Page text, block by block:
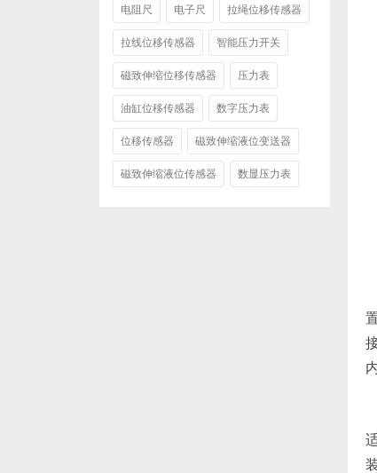
电阻尺 电子尺 拉绳位移传感器
拉线位移传感器 智能压力开关
磁致伸缩位移传感器 压力表
油缸位移传感器 数字压力表
位移传感器 磁致伸缩液位变送器
磁致伸缩液位传感器 数显压力表